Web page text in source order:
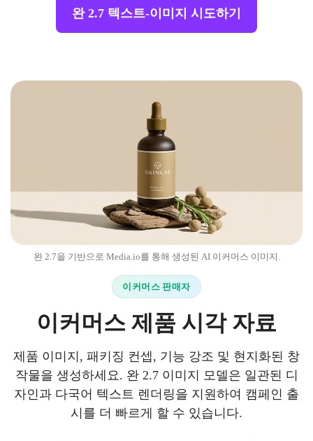
완 2.7 텍스트-이미지 시도하기
이커머스 판매자
이커머스 제품 시각 자료
제품 이미지, 패키징 컨셉, 기능 강조 및 현지화된 창
작물을 생성하세요. 완 2.7 이미지 모델은 일관된 디
자인과 다국어 텍스트 렌더링을 지원하여 캠페인 출
시를 더 빠르게 할 수 있습니다.
완 2.7을 기반으로 Media.io를 통해 생성된 AI 이커머스 이미지.